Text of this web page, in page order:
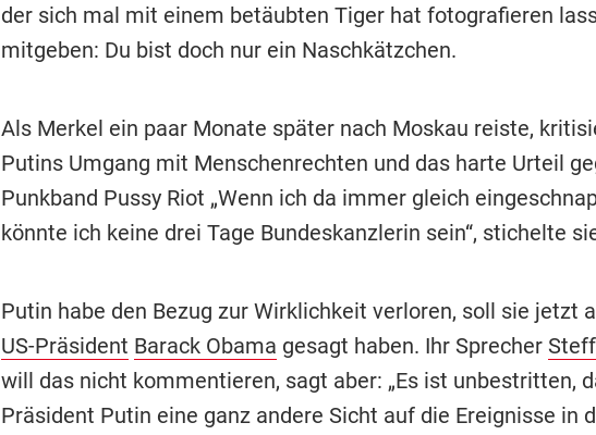
der sich mal mit einem betäubten Tiger hat fotografieren
mitgeben: Du bist doch nur ein Naschkätzchen.
Als Merkel ein paar Monate später nach Moskau reiste,
Putins Umgang mit Menschenrechten und das harte Urteil
Punkband Pussy Riot „Wenn ich da immer gleich
könnte ich keine drei Tage Bundeskanzlerin sein“, stichelte
Putin habe den Bezug zur Wirklichkeit verloren, soll sie jetzt
US-Präsident Barack Obama gesagt haben. Ihr Sprecher
will das nicht kommentieren, sagt aber: „Es ist unbestritten,
Präsident Putin eine ganz andere Sicht auf die Ereignisse in